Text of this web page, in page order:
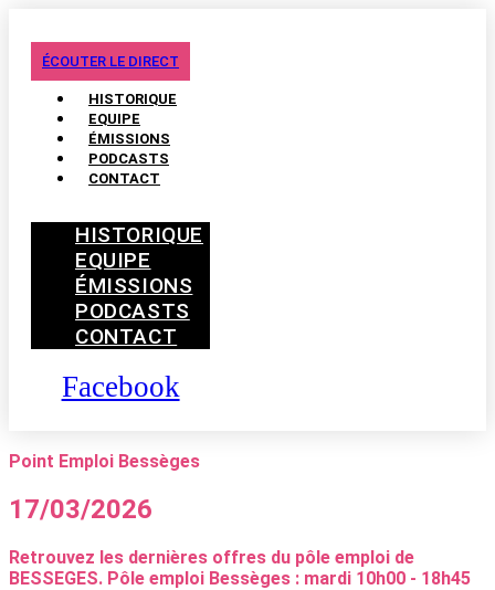
ÉCOUTER LE DIRECT
HISTORIQUE
EQUIPE
ÉMISSIONS
PODCASTS
CONTACT
HISTORIQUE
EQUIPE
ÉMISSIONS
PODCASTS
CONTACT
Facebook
Point Emploi Bessèges
17/03/2026
Retrouvez les dernières offres du pôle emploi de
BESSEGES. Pôle emploi Bessèges : mardi 10h00 - 18h45